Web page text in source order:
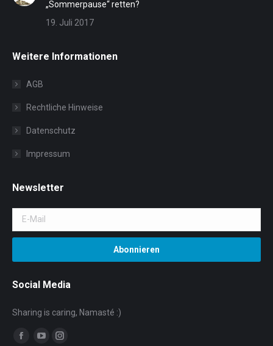
„Sommerpause“ retten?
19. Juli 2017
Weitere Informationen
AGB
Rechtliche Hinweise
Datenschutz
Impressum
Newsletter
Social Media
Sharing is caring, Namasté :)
FacebookYouTubeInstagram